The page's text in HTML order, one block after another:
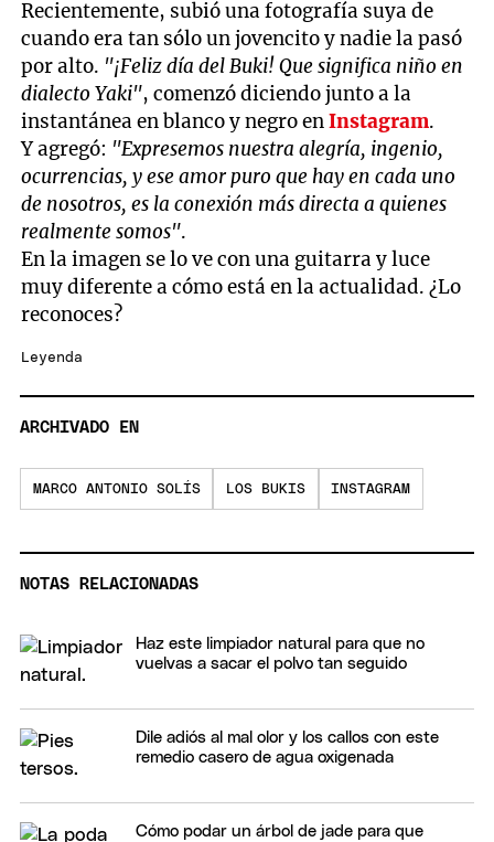
37
seconds
Recientemente, subió una fotografía suya de
cuando era tan sólo un jovencito y nadie la pasó
por alto. "¡Feliz día del Buki! Que significa niño en
dialecto Yaki", comenzó diciendo junto a la
instantánea en blanco y negro enInstagram.
Y agregó: "Expresemos nuestra alegría, ingenio,
ocurrencias, y ese amor puro que hay en cada uno
de nosotros, es la conexión más directa a quienes
realmente somos".
En la imagen se lo ve con una guitarra y luce
muy diferente a cómo está en la actualidad. ¿Lo
reconoces?
Leyenda
ARCHIVADO EN
MARCO ANTONIO SOLÍS LOS BUKIS INSTAGRAM
NOTAS RELACIONADAS
Haz este limpiador natural para que no
vuelvas a sacar el polvo tan seguido
Dile adiós al mal olor y los callos con este
remedio casero de agua oxigenada
Cómo podar un árbol de jade para que